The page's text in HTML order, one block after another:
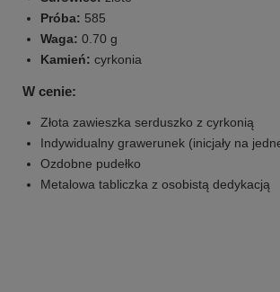
Próba: 585
Waga: 0.70 g
Kamień: cyrkonia
W cenie:
Złota zawieszka serduszko z cyrkonią
Indywidualny grawerunek (inicjały na
Ozdobne pudełko
Metalowa tabliczka z osobistą dedykacją